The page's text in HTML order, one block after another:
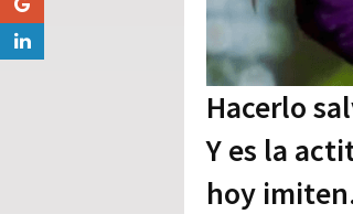
Hacerlo
Y es la
hoy